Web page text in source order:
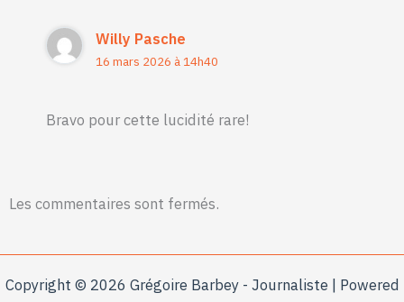
La numérisation à marche forcée de nos sociétés cache des
*Consultezla politique de confidentialité de ce sitepour
Willy Pasche
16 mars 2026 à 14h40
Bravo pour cette lucidité rare!
Les commentaires sont fermés.
Copyright © 2026 Grégoire Barbey - Journaliste | Powered